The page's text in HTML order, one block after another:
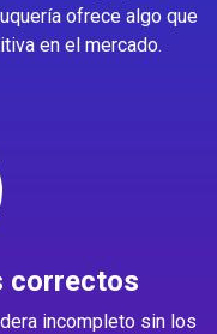
ofrece algo que
en el mercado.
correctos
incompleto sin los